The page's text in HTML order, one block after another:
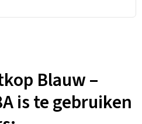
Blauw –
is te gebruiken